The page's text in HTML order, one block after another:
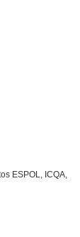
ESPOL, ICQA,